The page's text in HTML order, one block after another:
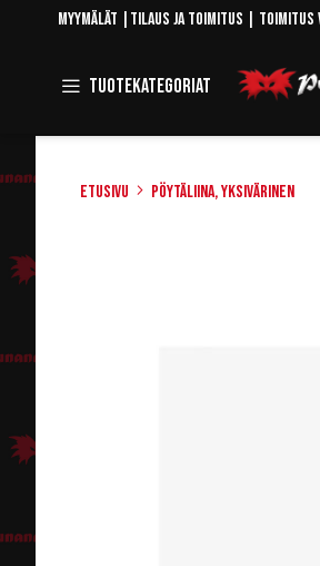
Skip
Myymälät Tilaus ja toimitus | Toimitus
Tuotekategoriat Toggle
Navigation
Etusivu Pöytäliina, yksivärinen